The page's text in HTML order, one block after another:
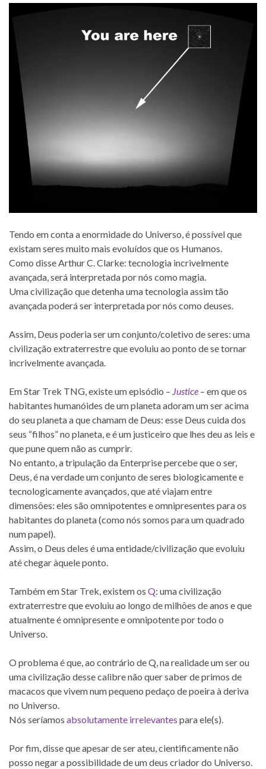
Tendo em conta a enormidade do Universo, é possível que
existam seres muito mais evoluídos que os Humanos.
Como disse Arthur C. Clarke: tecnologia incrivelmente
avançada, será interpretada por nós como magia.
Uma civilização que detenha uma tecnologia assim tão
avançada poderá ser interpretada por nós como deuses.
Assim, Deus poderia ser um conjunto/coletivo de seres: uma
civilização extraterrestre que evoluiu ao ponto de se tornar
incrivelmente avançada.
Em Star Trek TNG, existe um episódio – Justice – em que os
habitantes humanóides de um planeta adoram um ser acima
do seu planeta a que chamam de Deus: esse Deus cuida dos
seus “filhos” no planeta, e é um justiceiro que lhes deu as leis e
que pune quem não as cumprir.
No entanto, a tripulação da Enterprise percebe que o ser,
Deus, é na verdade um conjunto de seres biologicamente e
tecnologicamente avançados, que até viajam entre
dimensões: eles são omnipotentes e omnipresentes para os
habitantes do planeta (como nós somos para um quadrado
num papel).
Assim, o Deus deles é uma entidade/civilização que evoluiu
até chegar àquele ponto.
Também em Star Trek, existem os Q: uma civilização
extraterrestre que evoluiu ao longo de milhões de anos e que
atualmente é omnipresente e omnipotente por todo o
Universo.
O problema é que, ao contrário de Q, na realidade um ser ou
uma civilização desse calibre não quer saber de primos de
macacos que vivem num pequeno pedaço de poeira à deriva
no Universo.
Nós seríamos absolutamente irrelevantes para ele(s).
Por fim, disse que apesar de ser ateu, cientificamente não
posso negar a possibilidade de um deus criador do Universo.